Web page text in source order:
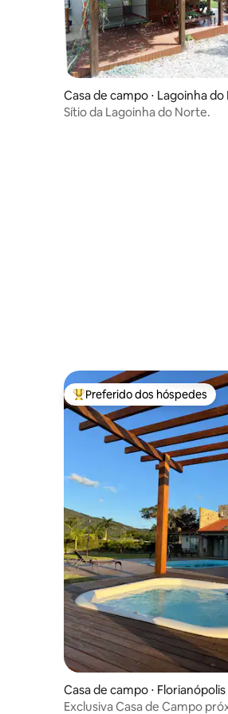
Casa de campo ⋅ Lagoinha
Sítio da Lagoinha do Norte.
Entre os melhores preferidos
Preferido dos hóspedes
Casa de campo ⋅ Florianópolis
Exclusiva Casa de Campo